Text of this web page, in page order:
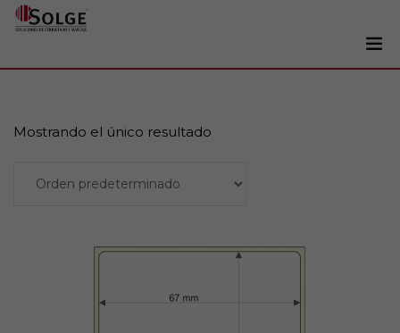
Impresoras
Etiquetas
Mostrando el único resultado
Añadir al carrito